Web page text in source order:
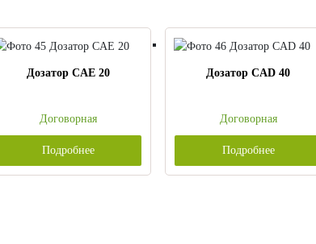
Дозатор CAE 20
Договорная
Подробнее
Дозатор CAD 40
Договорная
Подробнее